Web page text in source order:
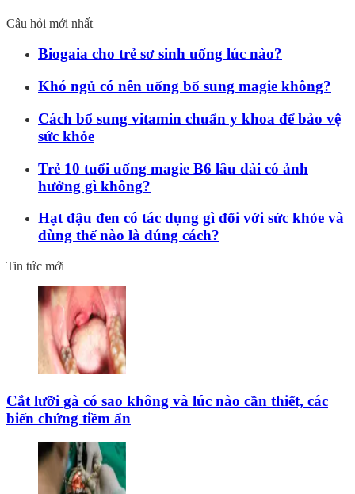
Câu hỏi mới nhất
Biogaia cho trẻ sơ sinh uống lúc nào?
Khó ngủ có nên uống bổ sung magie không?
Cách bổ sung vitamin chuẩn y khoa để bảo vệ
sức khỏe
Trẻ 10 tuổi uống magie B6 lâu dài có ảnh
hưởng gì không?
Hạt đậu đen có tác dụng gì đối với sức khỏe và
dùng thế nào là đúng cách?
Tin tức mới
Cắt lưỡi gà có sao không và lúc nào cần thiết, các
biến chứng tiềm ẩn